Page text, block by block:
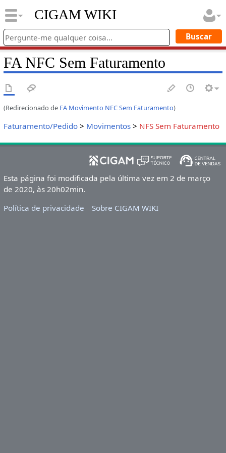
CIGAM WIKI
FA NFC Sem Faturamento
(Redirecionado de FA Movimento NFC Sem Faturamento)
Faturamento/Pedido> Movimentos> NFS Sem Faturamento
Esta página foi modificada pela última vez em 2 de março
de 2020, às 20h02min.
Política de privacidade
Sobre CIGAM WIKI